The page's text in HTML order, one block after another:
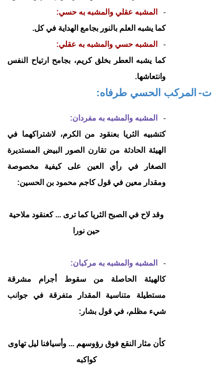
-
المشبه عقلي والمشبه به حسي:
كما يشبه العلم بالنور بجامع الهداية في كل.
-
المشبه حسي والمشبه به عقلي:
كما يشبه العطر بخلق كريم، بجامح ارتياح النفس
وانتعاشها.
ت‌- المركب الحسي طرفاه:
-
المشبه والمشبه به مفردان:
كتشبيه الثريا بعنقود من الكرم، لاشتراكهما في
الهيئة الحادثة من تقارن الصور البيض المستديرة
الصغار في رأي العين على كيفية مخصوصة
ومقدار معين في قول كاجم محمود بن الحسين:
وقد لاح في الصبح الثريا كما ترى ... كعنقود ملاحية
حين نورا
-
المشبه والمشبه به مركبان:
كالهيئة الحاصلة من سقوط أجرام مشرقة
مستطيلة متناسية المقدار متفرقة في جوانب
شيء مظلم، في قول بشار:
كأن مثار النقع فوق رؤوسهم ... وأسيافنا ليل تهاوى
كواكبه